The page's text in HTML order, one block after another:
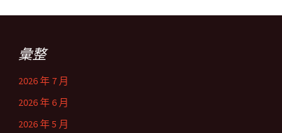
彙整
2026 年 7 月
2026 年 6 月
2026 年 5 月